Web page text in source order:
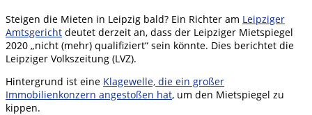
Steigen die Mieten in Leipzig bald? Ein Richter am Leipziger
Amtsgericht deutet derzeit an, dass der Leipziger Mietspiegel
2020 „nicht (mehr) qualifiziert“ sein könnte. Dies berichtet die
Leipziger Volkszeitung (LVZ).
Hintergrund ist eine Klagewelle, die ein großer
Immobilienkonzern angestoßen hat, um den Mietspiegel zu
kippen.